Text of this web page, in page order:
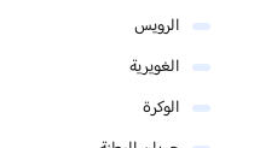
الرويس
الغويرية
الوكرة